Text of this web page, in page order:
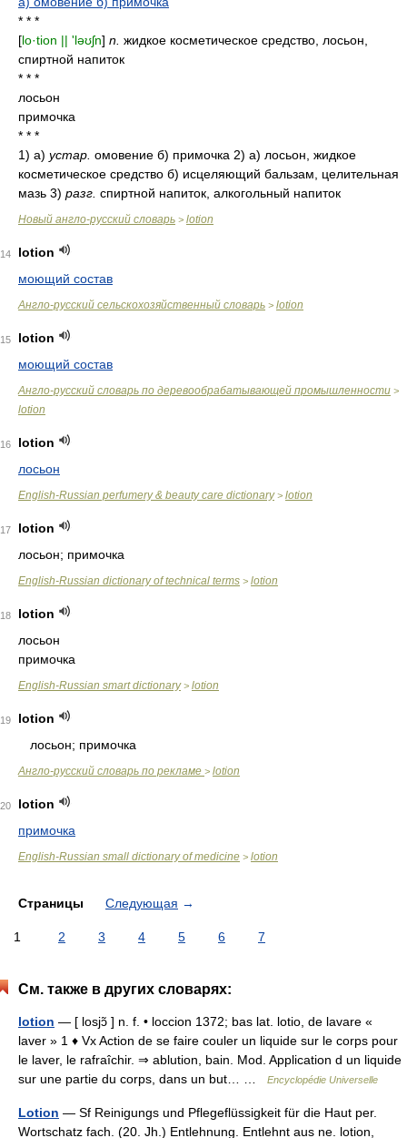
* * *
[lo·tion || 'ləʊʃn] n. жидкое косметическое средство, лосьон,
спиртной напиток
* * *
лосьон
примочка
* * *
1) а) устар. омовение б) примочка 2) а) лосьон, жидкое
косметическое средство б) исцеляющий бальзам, целительная
мазь 3) разг. спиртной напиток, алкогольный напиток
Новый англо-русский словарь > lotion
14
lotion
моющий состав
Англо-русский сельскохозяйственный словарь > lotion
15
lotion
моющий состав
Англо-русский словарь по деревообрабатывающей промышленности >
lotion
16
lotion
лосьон
English-Russian perfumery & beauty care dictionary> lotion
17
lotion
лосьон; примочка
English-Russian dictionary of technical terms > lotion
18
lotion
лосьон
примочка
English-Russian smart dictionary> lotion
19
lotion
лосьон; примочка
Англо-русский словарь по рекламе > lotion
20
lotion
примочка
English-Russian small dictionary of medicine > lotion
Страницы Следующая →
1 2 3 4 5 6 7
См. также в других словарях:
lotion — [ losjɔ̃ ] n. f. • loccion 1372; bas lat. lotio, de lavare «
laver » 1 ♦ Vx Action de se faire couler un liquide sur le corps pour
le laver, le rafraîchir. ⇒ ablution, bain. Mod. Application d un liquide
sur une partie du corps, dans un but… …
Encyclopédie Universelle
Lotion — Sf Reinigungs und Pflegeflüssigkeit für die Haut per.
Wortschatz fach. (20. Jh.) Entlehnung. Entlehnt aus ne. lotion,